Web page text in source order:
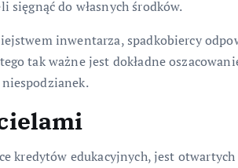
sięgnąć do własnych środków.
inwentarza, spadkobiercy
tak ważne jest dokładne
kredytów edukacyjnych, jest otwartych